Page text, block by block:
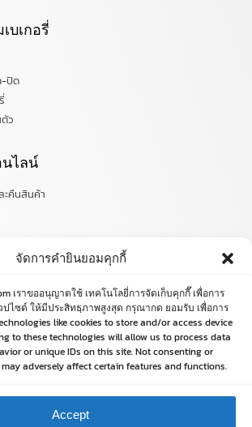
จัดการคำยินยอมคุกกี้
เราขออนุญาตใช้ เทคโนโลยี่การจัดเก็บคุกกี๊ เพื่อการ
ไซด์ ให้มีประสิทธฺภาพสูงสุด กรุณากด ยอมรับ เพื่อการ
like cookies to store and/or access device
to these technologies will allow us to process data
or unique IDs on this site. Not consenting or
adversely affect certain features and functions.
Accept
บเกอรี่
-ปิด
ว
ไลน์
ะคืนสินค้า
ด้ที่